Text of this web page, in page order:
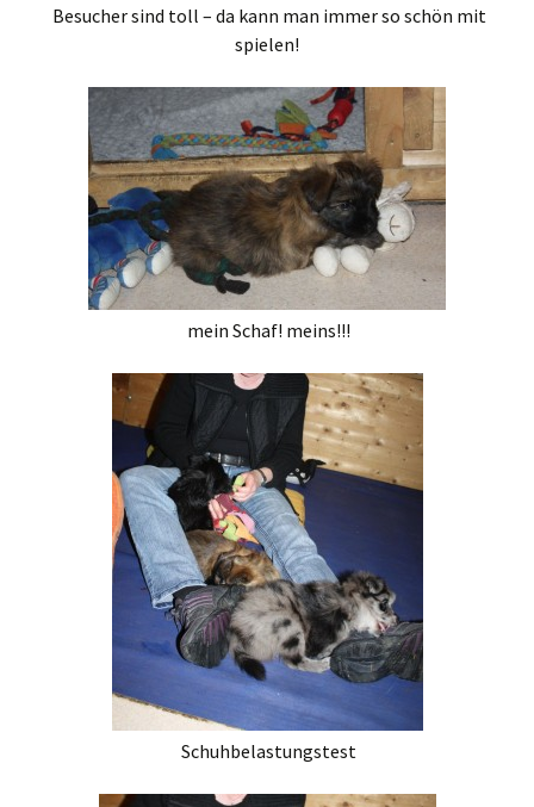
Besucher sind toll – da kann man immer so schön mit
spielen!
mein Schaf! meins!!!
Schuhbelastungstest